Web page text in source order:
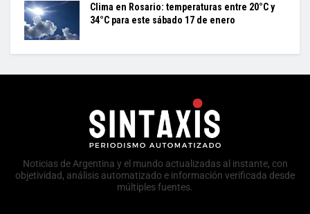
Clima en Rosario: temperaturas entre 20°C y
34°C para este sábado 17 de enero
Noticias de Argentina y el mundo actualizadas al instante, con
objetividad, análisis automatizado e información verificada desde
múltiples fuentes.